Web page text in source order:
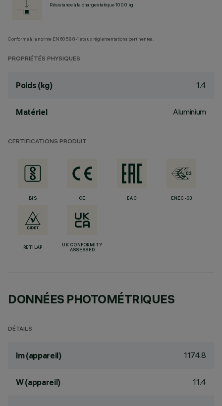
Résistance à la charge statique 1000 kg
Conforme à la norme EN60598-1 et aux réglementations pertinentes.
PROPRIÉTÉS PHYSIQUES
Poids (kg) 1.4
Matériel Aluminium
CERTIFICATIONS PRODUIT
BIS CE EAC ENEC-03
RETILAP
UK CONFORMITY
ASSESSED
DONNÉES PHOTOMÉTRIQUES
DÉTAILS
lm (appareil) 1174.8
W (appareil) 11.4